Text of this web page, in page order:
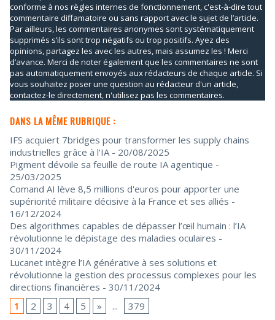
conforme à nos règles internes de fonctionnement, c'est-à-dire tout
commentaire diffamatoire ou sans rapport avec le sujet de l’article.
Par ailleurs, les commentaires anonymes sont systématiquement
supprimés s’ils sont trop négatifs ou trop positifs. Ayez des
opinions, partagez les avec les autres, mais assumez les ! Merci
d’avance. Merci de noter également que les commentaires ne sont
pas automatiquement envoyés aux rédacteurs de chaque article. Si
vous souhaitez poser une question au rédacteur d'un article,
contactez-le directement, n'utilisez pas les commentaires.
DANS LA MÊME RUBRIQUE :
IFS acquiert 7bridges pour transformer les supply chains
industrielles grâce à l'IA - 20/08/2025
Pigment dévoile sa feuille de route IA agentique -
25/03/2025
Comand AI lève 8,5 millions d'euros pour apporter une
supériorité militaire décisive à la France et ses alliés -
16/12/2024
Des algorithmes capables de dépasser l’œil humain : l’IA
révolutionne le dépistage des maladies oculaires -
30/11/2024
Lucanet intègre l’IA générative à ses solutions et
révolutionne la gestion des processus complexes pour les
directions financières - 30/11/2024
1
2 3 4 5 » ... 379